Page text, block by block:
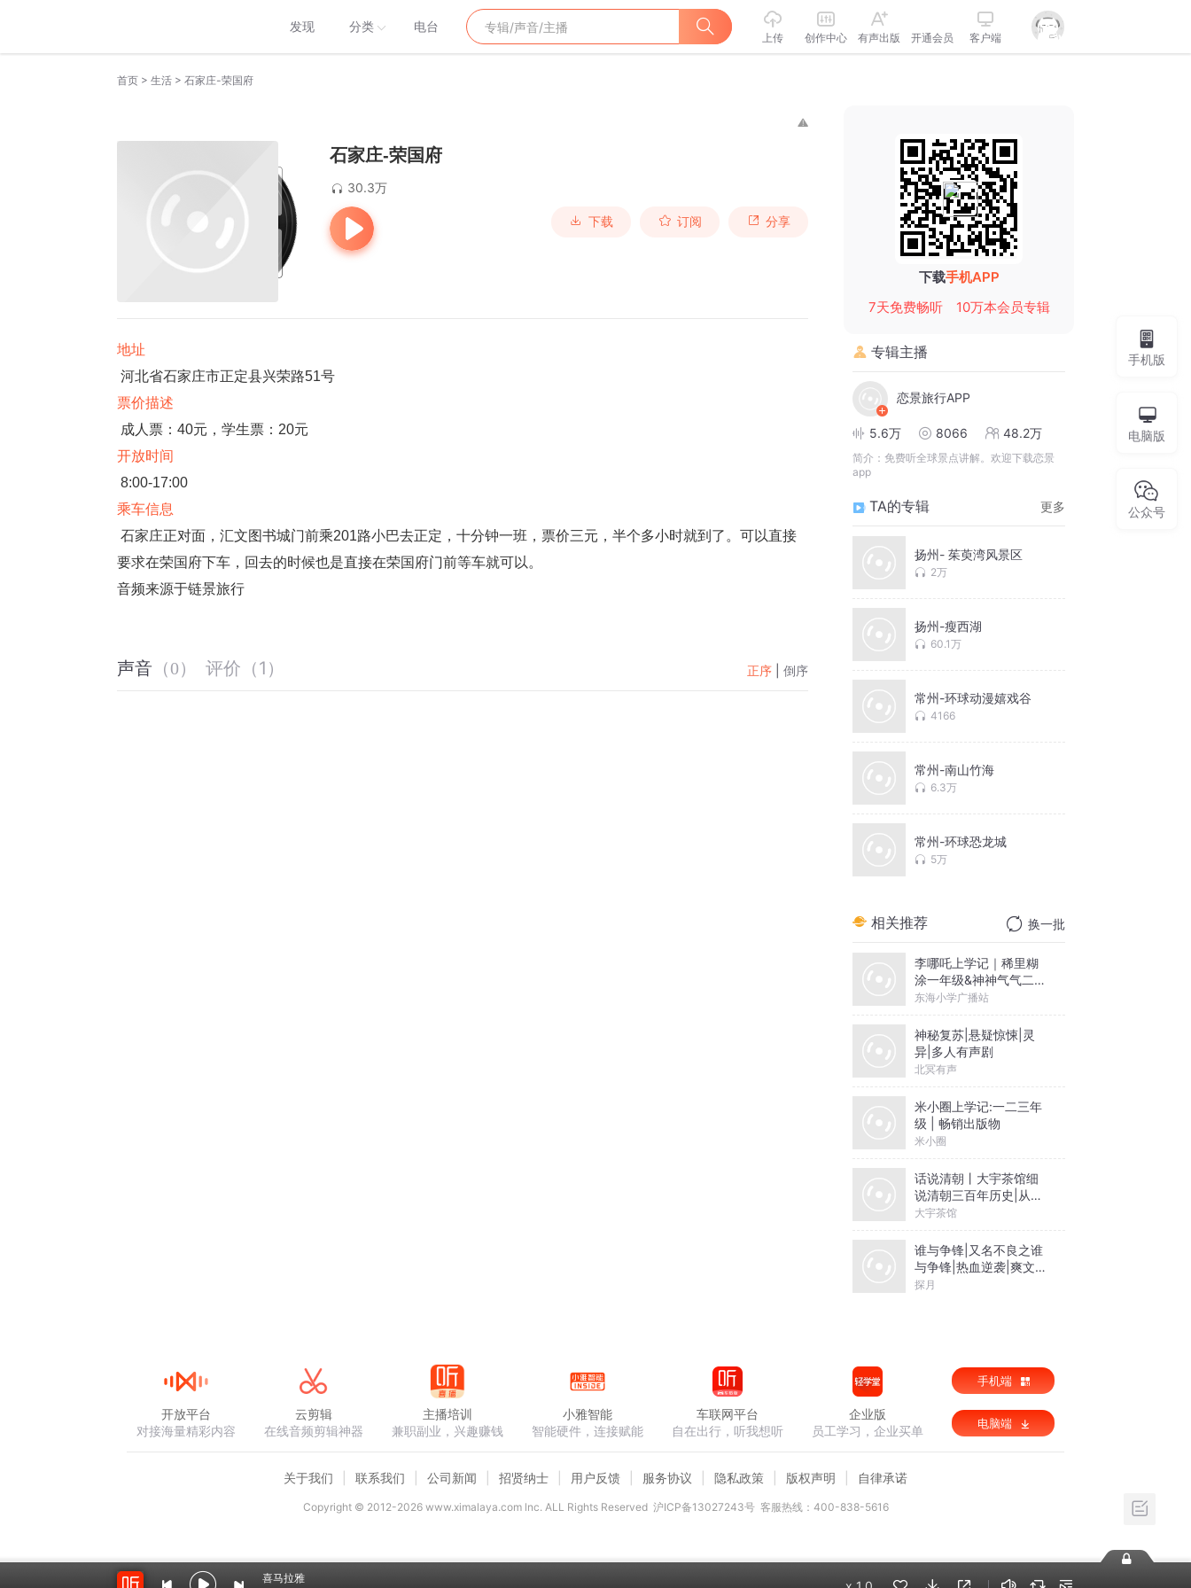
发现 分类 电台
上传 创作中心 有声出版 开通会员 客户端
首页 > 生活 > 石家庄-荣国府
石家庄-荣国府
30.3万
下载 订阅 分享
地址
河北省石家庄市正定县兴荣路51号
票价描述
成人票：40元，学生票：20元
开放时间
8:00-17:00
乘车信息
石家庄正对面，汇文图书城门前乘201路小巴去正定，十分钟一班，票价三元，半个多小时就到了。可以直接
要求在荣国府下车，回去的时候也是直接在荣国府门前等车就可以。
音频来源于链景旅行
声音 （0） 评价 （1 ） 正序 倒序
下载手机APP
7天免费畅听
10万本会员专辑
专辑主播
恋景旅行APP
5.6万 8066 48.2万
简介： 免费听全球景点讲解。欢迎下载恋景
app
TA的专辑 更多
扬州- 茱萸湾风景区
2万
扬州-瘦西湖
60.1万
常州-环球动漫嬉戏谷
4166
常州-南山竹海
6.3万
常州-环球恐龙城
5万
相关推荐 换一批
李哪吒上学记｜稀里糊
涂一年级&神神气气二年
级
东海小学广播站
神秘复苏|悬疑惊悚|灵
异|多人有声剧
北冥有声
米小圈上学记:一二三年
级 | 畅销出版物
米小圈
话说清朝丨大宇茶馆细
说清朝三百年历史|从努
尔哈赤到末代皇帝溥仪|
大宇茶馆
谁与争锋|又名不良之谁
与争锋|热血逆袭|爽文爆
笑|会员免费
探月
手机版
电脑版
公众号
喜马拉雅
开放平台
对接海量精彩内容
云剪辑
在线音频剪辑神器
主播培训
兼职副业，兴趣赚钱
小雅智能
智能硬件，连接赋能
车联网平台
自在出行，听我想听
企业版
员工学习，企业买单
手机端
电脑端
关于我们 联系我们 公司新闻 招贤纳士 用户反馈 服务协议 隐私政策 版权声明 自律承诺
Copyright © 2012-2026www.ximalaya.com lnc. ALL Rights Reserved 沪ICP备13027243号 客服热线：400-838-5616